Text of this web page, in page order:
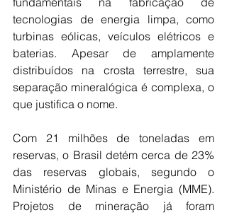
tecnologias de energia limpa, como
turbinas eólicas, veículos elétricos e
baterias. Apesar de amplamente
distribuídos na crosta terrestre, sua
separação mineralógica é complexa, o
que justifica o nome.
Com 21 milhões de toneladas em
reservas, o Brasil detém cerca de 23%
das reservas globais, segundo o
Ministério de Minas e Energia (MME).
Projetos de mineração já foram